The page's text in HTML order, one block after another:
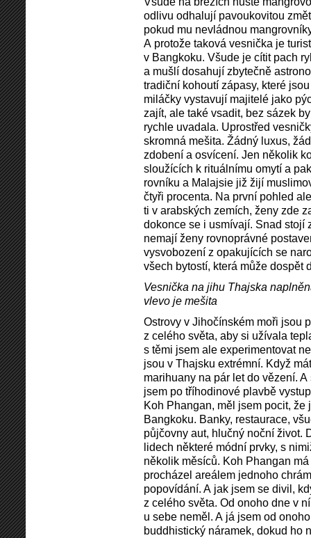
odlivu odhalují pavoukovitou
pokud mu nevládnou
A protože taková vesnička je
v Bangkoku. Všude je cítit pach
a mušlí dosahují zbytečně
tradiční kohoutí zápasy, které
miláčky vystavují majitelé jako
zajít, ale také vsadit, bez sázek
rychle uvadala. Uprostřed
skromná mešita. Žádný luxus,
zdobení a osvícení. Jen několik
sloužících k rituálnímu omytí a
rovníku a Malajsie již žijí
čtyři procenta. Na první pohled
ti v arabských zemích, ženy zde
dokonce se i usmívají. Snad stojí
nemají ženy rovnoprávné
vysvobození z opakujících se
všech bytostí, která může dospět
Vesnička na jihu Thajska
vlevo je mešita
Ostrovy v Jihočínském moři jsou
z celého světa, aby si užívala
s těmi jsem ale experimentovat
jsou v Thajsku extrémní. Když
marihuany na pár let do vězení.
jsem po tříhodinové plavbě
Koh Phangan, měl jsem pocit,
Bangkoku. Banky, restaurace,
půjčovny aut, hlučný noční život.
lidech některé módní prvky, s
několik měsíců. Koh Phangan
procházel areálem jednoho
popovídání. A jak jsem se divil,
z celého světa. Od onoho dne v
u sebe neměl. A já jsem od
buddhistický náramek, dokud ho